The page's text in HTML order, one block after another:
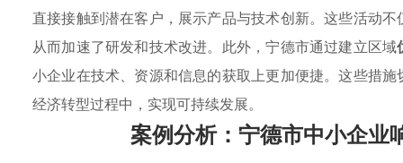
直接接触到潜在客户，展示产品与技术创新。这些活动
从而加速了研发和技术改进。此外，宁德市通过建立区域
小企业在技术、资源和信息的获取上更加便捷。这些措
经济转型过程中，实现可持续发展。
案例分析：宁德市中小企业